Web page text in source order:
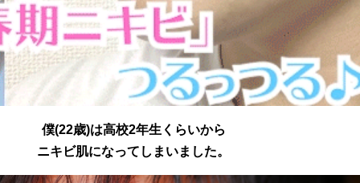
僕(22歳)は高校2年生くらいから
ニキビ肌になってしまいました。